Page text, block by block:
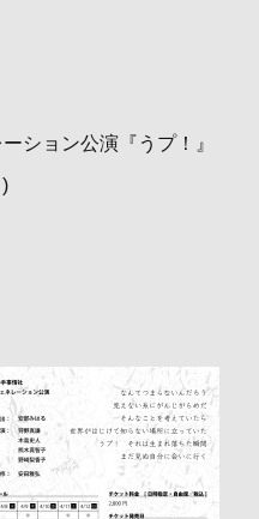
ション公演『うプ！』